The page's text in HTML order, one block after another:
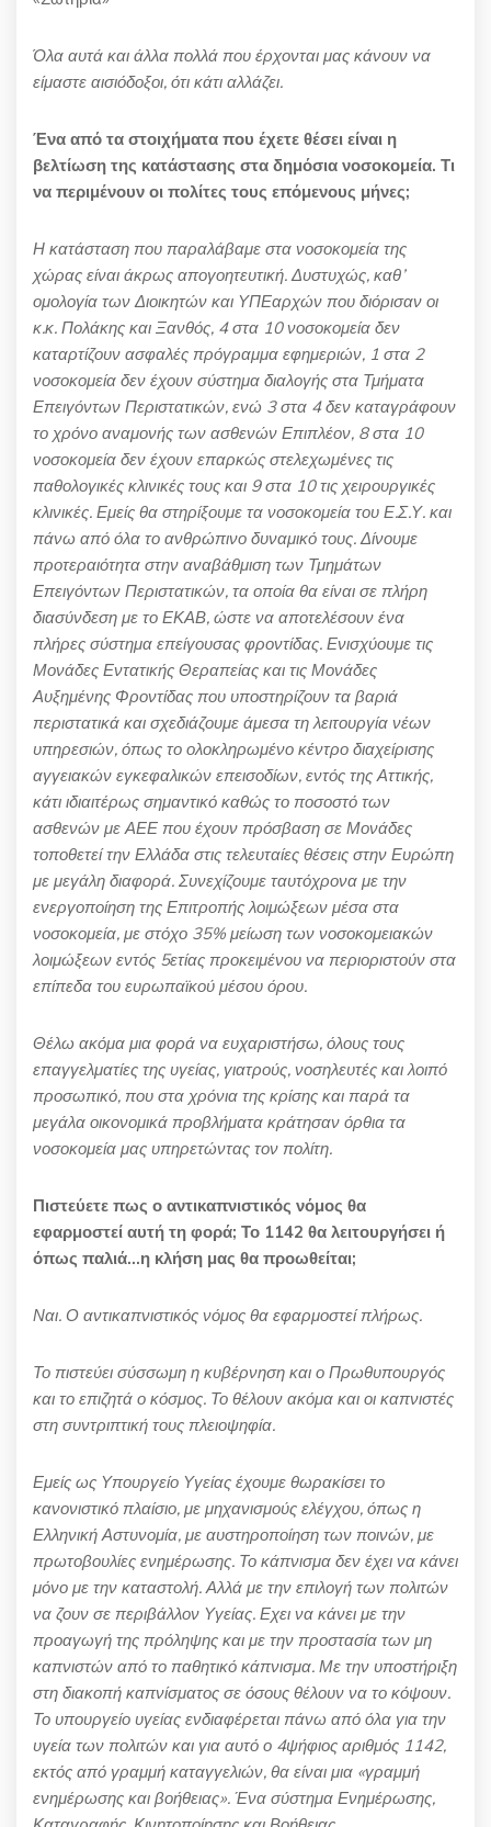
Όλα αυτά και άλλα πολλά που έρχονται μας κάνουν να
είμαστε αισιόδοξοι, ότι κάτι αλλάζει.
Ένα από τα στοιχήματα που έχετε θέσει είναι η
βελτίωση της κατάστασης στα δημόσια νοσοκομεία. Τι
να περιμένουν οι πολίτες τους επόμενους μήνες;
Η κατάσταση που παραλάβαμε στα νοσοκομεία της
χώρας είναι άκρως απογοητευτική. Δυστυχώς, καθ’
ομολογία των Διοικητών και ΥΠΕαρχών που διόρισαν οι
κ.κ. Πολάκης και Ξανθός, 4 στα 10 νοσοκομεία δεν
καταρτίζουν ασφαλές πρόγραμμα εφημεριών, 1 στα 2
νοσοκομεία δεν έχουν σύστημα διαλογής στα Τμήματα
Επειγόντων Περιστατικών, ενώ 3 στα 4 δεν καταγράφουν
το χρόνο αναμονής των ασθενών Επιπλέον, 8 στα 10
νοσοκομεία δεν έχουν επαρκώς στελεχωμένες τις
παθολογικές κλινικές τους και 9 στα 10 τις χειρουργικές
κλινικές. Εμείς θα στηρίξουμε τα νοσοκομεία του Ε.Σ.Υ. και
πάνω από όλα το ανθρώπινο δυναμικό τους. Δίνουμε
προτεραιότητα στην αναβάθμιση των Τμημάτων
Επειγόντων Περιστατικών, τα οποία θα είναι σε πλήρη
διασύνδεση με το ΕΚΑΒ, ώστε να αποτελέσουν ένα
πλήρες σύστημα επείγουσας φροντίδας. Ενισχύουμε τις
Μονάδες Εντατικής Θεραπείας και τις Μονάδες
Αυξημένης Φροντίδας που υποστηρίζουν τα βαριά
περιστατικά και σχεδιάζουμε άμεσα τη λειτουργία νέων
υπηρεσιών, όπως το ολοκληρωμένο κέντρο διαχείρισης
αγγειακών εγκεφαλικών επεισοδίων, εντός της Αττικής,
κάτι ιδιαιτέρως σημαντικό καθώς το ποσοστό των
ασθενών με ΑΕΕ που έχουν πρόσβαση σε Μονάδες
τοποθετεί την Ελλάδα στις τελευταίες θέσεις στην Ευρώπη
με μεγάλη διαφορά. Συνεχίζουμε ταυτόχρονα με την
ενεργοποίηση της Επιτροπής λοιμώξεων μέσα στα
νοσοκομεία, με στόχο 35% μείωση των νοσοκομειακών
λοιμώξεων εντός 5ετίας προκειμένου να περιοριστούν στα
επίπεδα του ευρωπαϊκού μέσου όρου.
Θέλω ακόμα μια φορά να ευχαριστήσω, όλους τους
επαγγελματίες της υγείας, γιατρούς, νοσηλευτές και λοιπό
προσωπικό, που στα χρόνια της κρίσης και παρά τα
μεγάλα οικονομικά προβλήματα κράτησαν όρθια τα
νοσοκομεία μας υπηρετώντας τον πολίτη.
Πιστεύετε πως ο αντικαπνιστικός νόμος θα
εφαρμοστεί αυτή τη φορά; Το 1142 θα λειτουργήσει ή
όπως παλιά…η κλήση μας θα προωθείται;
Ναι. Ο αντικαπνιστικός νόμος θα εφαρμοστεί πλήρως.
Το πιστεύει σύσσωμη η κυβέρνηση και ο Πρωθυπουργός
και το επιζητά ο κόσμος. Το θέλουν ακόμα και οι καπνιστές
στη συντριπτική τους πλειοψηφία.
Εμείς ως Υπουργείο Υγείας έχουμε θωρακίσει το
κανονιστικό πλαίσιο, με μηχανισμούς ελέγχου, όπως η
Ελληνική Αστυνομία, με αυστηροποίηση των ποινών, με
πρωτοβουλίες ενημέρωσης. Το κάπνισμα δεν έχει να κάνει
μόνο με την καταστολή. Αλλά με την επιλογή των πολιτών
να ζουν σε περιβάλλον Υγείας. Εχει να κάνει με την
προαγωγή της πρόληψης και με την προστασία των μη
καπνιστών από το παθητικό κάπνισμα. Με την υποστήριξη
στη διακοπή καπνίσματος σε όσους θέλουν να το κόψουν.
Το υπουργείο υγείας ενδιαφέρεται πάνω από όλα για την
υγεία των πολιτών και για αυτό ο 4ψήφιος αριθμός 1142,
εκτός από γραμμή καταγγελιών, θα είναι μια «γραμμή
ενημέρωσης και βοήθειας». Ένα σύστημα Ενημέρωσης,